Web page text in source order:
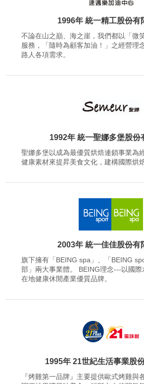
1996年 統一精工股份有
不論在山之巔、海之崖，我們都以「微
服務，「隨時為顧客加油！」之經營理
路人各項需求。
1992年 統一聖娜多堡股份
聖娜多堡以成為最優質烘焙連鎖事業為
健康素材來提昇美食文化，建構國際烘
2003年 統一佳佳股份有
旗下擁有「BEING spa」、「BEING
部」兩大事業體。 BEING理念---以國
在地健康休閒產業優質品牌。
1995年 21世紀生活事業股
『烤雞第一品牌』主要提供歐式烤雞與